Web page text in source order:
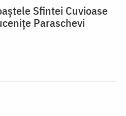
Sfintei Cuvioase
Paraschevi